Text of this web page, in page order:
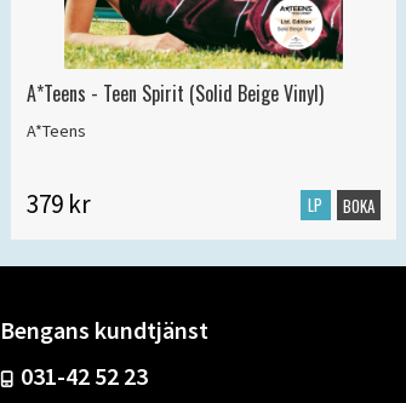
A*Teens - Teen Spirit (Solid Beige Vinyl)
A*Teens
379 kr LP BOKA
Bengans kundtjänst
031-42 52 23